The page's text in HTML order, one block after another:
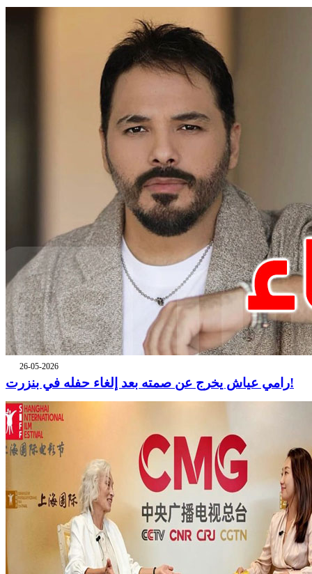
26-05-2026
رامي عياش يخرج عن صمته بعد إلغاء حفله في بنزرت!